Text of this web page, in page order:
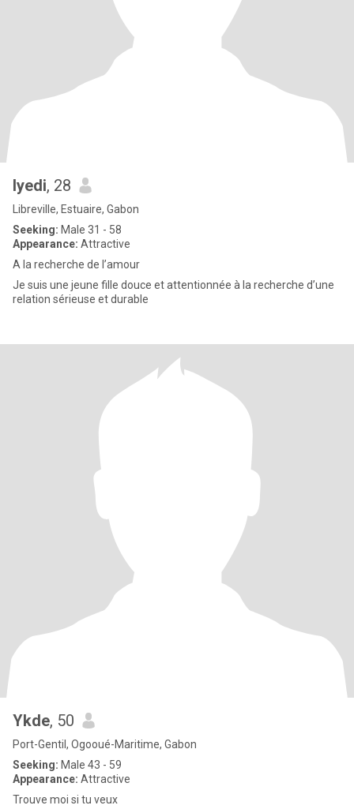
Iyedi, 28
Libreville, Estuaire, Gabon
Seeking: Male 31 - 58
Appearance: Attractive
A la recherche de l’amour
Je suis une jeune fille douce et attentionnée à la recherche d’une
relation sérieuse et durable
Ykde, 50
Port-Gentil, Ogooué-Maritime, Gabon
Seeking: Male 43 - 59
Appearance: Attractive
Trouve moi si tu veux